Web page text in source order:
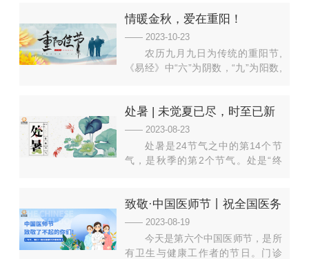
马上就要来了。一候豺乃祭兽：豺狼
将捕获的猎物先陈列后再食用。二候
草木黄落：草木枯黄，落叶满地。三
候蜇虫咸俯：寒气肃凛，虫皆垂头而
情暖金秋，爱在重阳！
—— 2023-10-23
农历九月九日为传统的重阳节,
《易经》中“六”为阴数，“九”为阳数,
寄托着人们对老年人健康长寿的美好
期望与祝愿。重阳佳节，希望老年人
都健康久久！
处暑 | 未觉夏已尽，时至已新
秋！
—— 2023-08-23
处暑是24节气之中的第14个节
气，是秋季的第2个节气。处是“终
温差较大，不时有秋雨降临。这些知
识讲给孩子听↓↓↓古人将处暑分为三
候一候鹰乃祭鸟：老鹰开始大量捕猎
鸟类。二候天地始肃 ：天地间万物
致敬·中国医师节丨祝全国医务
工作者节日快乐！
—— 2023-08-19
今天是第六个中国医师节，是所
有卫生与健康工作者的节日。门诊